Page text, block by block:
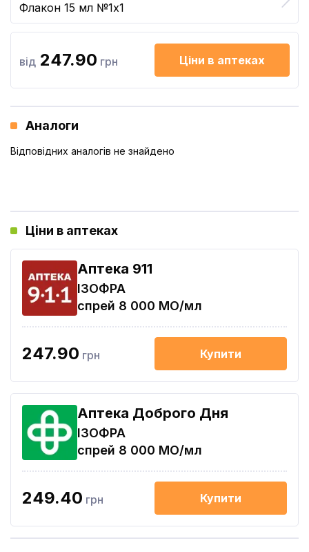
Флакон 15 мл №1x1
від 247.90 грн Ціни в аптеках
Аналоги
Відповідних аналогів не знайдено
Ціни в аптеках
Aптека 911
ІЗОФРА
спрей 8 000 МО/мл
247.90 грн Купити
Аптека Доброго Дня
ІЗОФРА
спрей 8 000 МО/мл
249.40 грн Купити